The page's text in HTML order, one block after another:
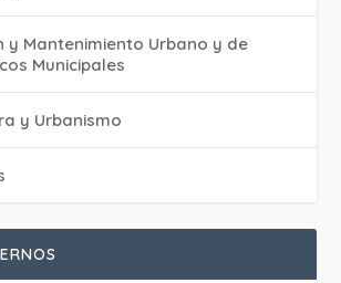
y Mantenimiento Urbano y de
Municipales
y Urbanismo